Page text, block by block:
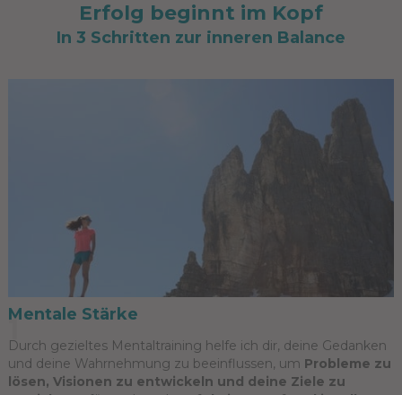
Erfolg beginnt im Kopf
In 3 Schritten zur inneren Balance
1
Mentale Stärke
Durch gezieltes Mentaltraining helfe ich dir, deine Gedanken
und deine Wahrnehmung zu beeinflussen, um Probleme zu
lösen, Visionen zu entwickeln und deine Ziele zu